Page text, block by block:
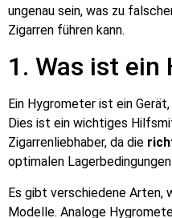
ungenau sein, was zu
Zigarren führen kann.
1. Was ist ein
Ein Hygrometer ist ein
Dies ist ein wichtiges
Zigarrenliebhaber, da die
optimalen
Es gibt verschiedene Arten,
Modelle. Analoge